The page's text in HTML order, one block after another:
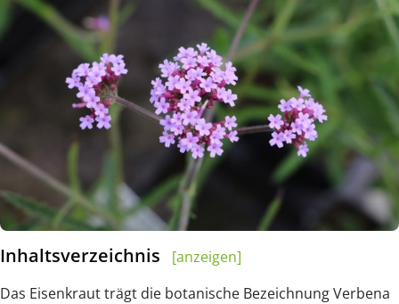
Inhaltsverzeichnis
[anzeigen]
Das Eisenkraut trägt die botanische Bezeichnung Verbena